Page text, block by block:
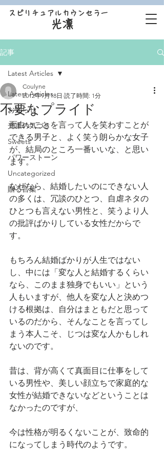
スピリチュアルカウンセラー
光凛
記事
Latest Articles
お知らせ
光凛の気づき
Sweets
パワーストーン
Uncategorized
贈る言葉
Latest Articles
不要なプライド
Coulyne
2012年9月18日 読了時間: 1分
面白いことを言って人を笑わすことが
できる男子と、よく笑う朗らかな女子
が、結局のところ一番いいな、と思い
ます。
なぜなら、結婚したいのにできない人
の多くは、冗談のひとつ、自虐ネタの
ひとつも言えない男性と、笑うより人
の批評ばかりしている女性だからで
す。
もちろん結婚ばかりが人生ではない
し、中には「変な人と結婚するくらい
なら、このまま独身でもいい」という
人もいますが、他人を変な人と決めつ
ける根拠は、自分はまともだと思って
いるのだから、そんなことを言ってし
まう本人こそ、じつは変な人かもしれ
ないのです。
昔は、背が高くて真面目に仕事をして
いる男性や、美しい顔立ちで家庭的な
女性が結婚できないなどということは
なかったのですが、
今は性格が明るくないことが、致命的
になってしまう時代のようです。